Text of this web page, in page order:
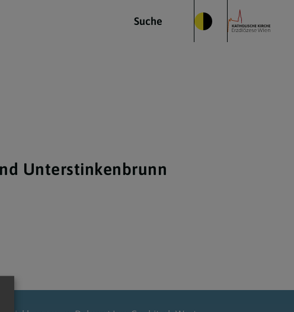
Suche
Unterstinkenbrunn